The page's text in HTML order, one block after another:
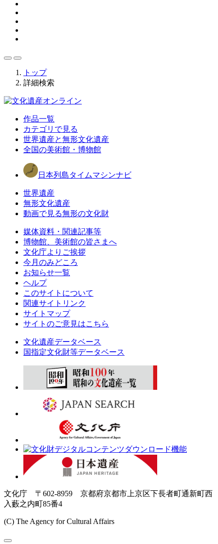
トップ
詳細検索
作品一覧
カテゴリで見る
世界遺産と無形文化遺産
全国の美術館・博物館
日本列島タイムマシンナビ
世界遺産
無形文化遺産
動画で見る無形の文化財
媒体資料・関連記事等
博物館、美術館の皆さまへ
文化庁よりご挨拶
今月のみどころ
お知らせ一覧
ヘルプ
このサイトについて
関連サイトリンク
サイトマップ
サイトのご意見はこちら
文化遺産データベース
国指定文化財等データベース
文化庁 〒602-8959 京都府京都市上京区下長者町通新町西
入藪之内町85番4
(C) The Agency for Cultural Affairs